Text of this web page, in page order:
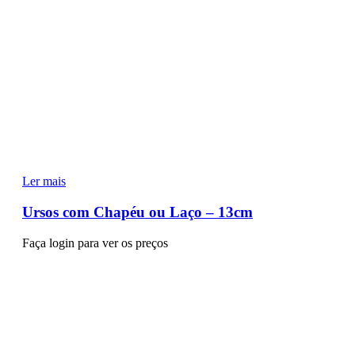
Ler mais
Ursos com Chapéu ou Laço – 13cm
Faça login para ver os preços